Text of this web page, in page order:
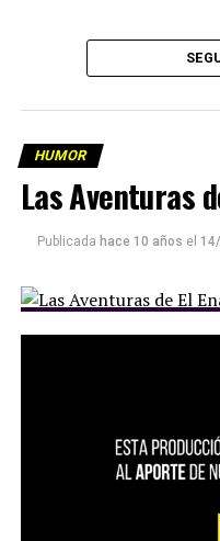
HUMOR
Las Aventuras
Publicada hace 10 años el